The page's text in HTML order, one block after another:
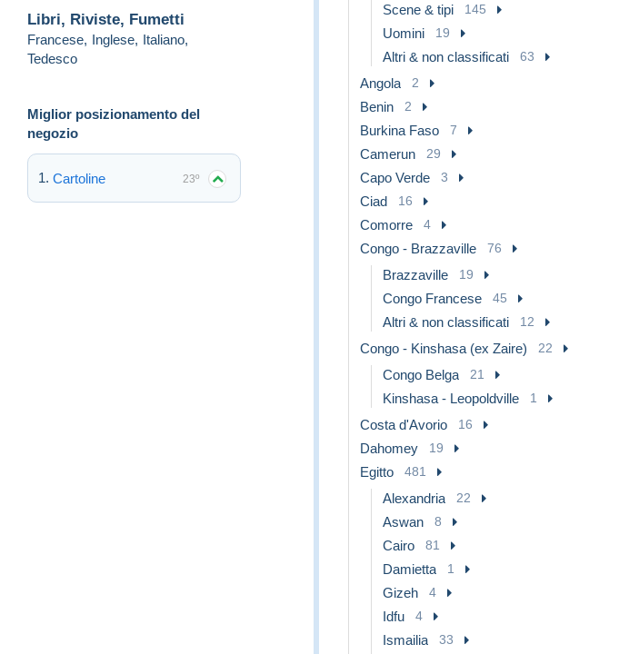
Libri, Riviste, Fumetti
Francese, Inglese, Italiano,
Tedesco
Miglior posizionamento del
negozio
Cartoline 23º
Scene & tipi 145
Uomini 19
Altri & non classificati 63
Angola 2
Benin 2
Burkina Faso 7
Camerun 29
Capo Verde 3
Ciad 16
Comorre 4
Congo - Brazzaville 76
Brazzaville 19
Congo Francese 45
Altri & non classificati 12
Congo - Kinshasa (ex Zaire) 22
Congo Belga 21
Kinshasa - Leopoldville 1
Costa d'Avorio 16
Dahomey 19
Egitto 481
Alexandria 22
Aswan 8
Cairo 81
Damietta 1
Gizeh 4
Idfu 4
Ismailia 33